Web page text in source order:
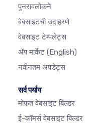
पुनरावलोकने
वेबसाइटची उदाहरणे
वेबसाइट टेम्पलेट्स
अ‍ॅप मार्केट (English)
नवीनतम अपडेट्स
सर्व पर्याय
मोफत वेबसाइट बिल्डर
ई-कॉमर्स वेबसाइट बिल्डर